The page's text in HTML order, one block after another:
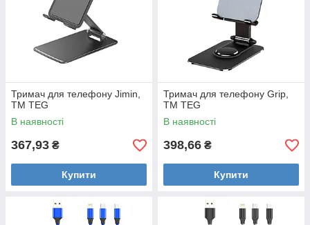
Тримач для телефону Jimin,
TM TEG
В наявності
367,93 ₴
Купити
Тримач для телефону Grip,
TM TEG
В наявності
398,66 ₴
Купити